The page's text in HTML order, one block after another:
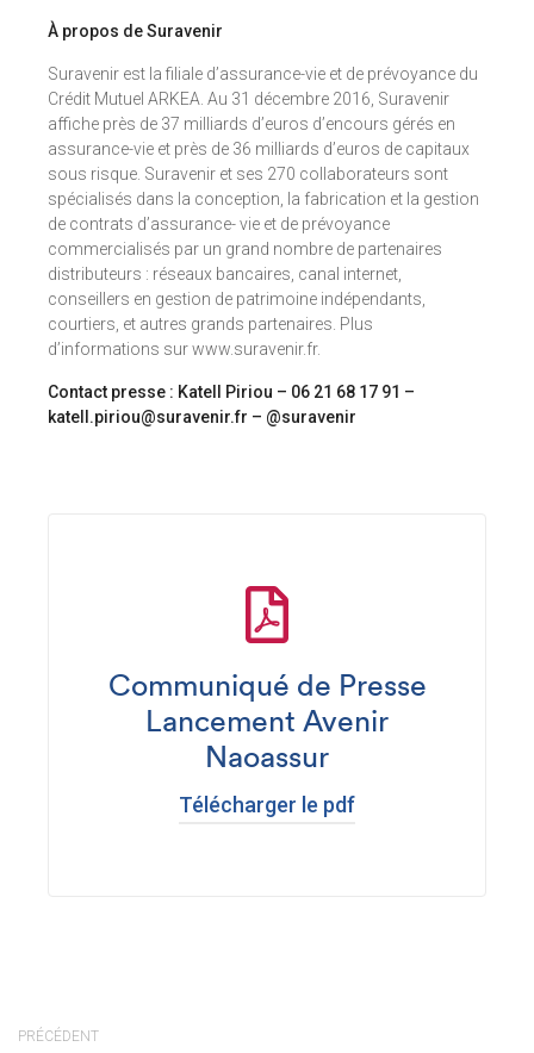
À propos de Suravenir
Suravenir est la filiale d’assurance-vie et de prévoyance du
Crédit Mutuel ARKEA. Au 31 décembre 2016, Suravenir
affiche près de 37 milliards d’euros d’encours gérés en
assurance-vie et près de 36 milliards d’euros de capitaux
sous risque. Suravenir et ses 270 collaborateurs sont
spécialisés dans la conception, la fabrication et la gestion
de contrats d’assurance- vie et de prévoyance
commercialisés par un grand nombre de partenaires
distributeurs : réseaux bancaires, canal internet,
conseillers en gestion de patrimoine indépendants,
courtiers, et autres grands partenaires. Plus
d’informations sur www.suravenir.fr.
Contact presse : Katell Piriou – 06 21 68 17 91 –
katell.piriou@suravenir.fr – @suravenir
Communiqué de Presse
Lancement Avenir
Naoassur
Télécharger le pdf
PRÉCÉDENT